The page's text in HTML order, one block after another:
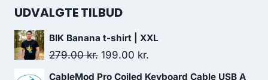
UDVALGTE TILBUD
BIK Banana t-shirt | XXL
279.00kr. Original
price
199.00 kr.
price
CableMod Pro Coiled Keyboard Cable USB A